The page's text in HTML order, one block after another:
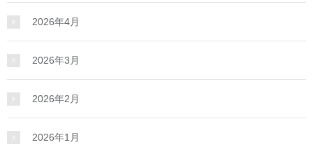
2026年4月
2026年3月
2026年2月
2026年1月